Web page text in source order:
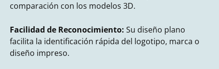
comparación con los modelos 3D.
Facilidad de Reconocimiento: Su diseño plano
facilita la identificación rápida del logotipo, marca o
diseño impreso.